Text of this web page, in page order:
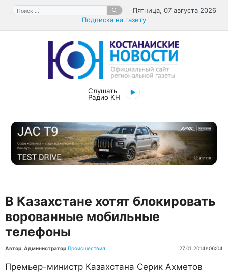
Перейти
содержимому
Поиск:
Пятница, 07 августа 2026
Подписка на газету
Слушать
Радио КН
В Казахстане хотят блокировать
ворованные мобильные
телефоны
Автор: Администратор Происшествия 27.01.2014в06:04
Премьер-министр Казахстана Серик Ахметов